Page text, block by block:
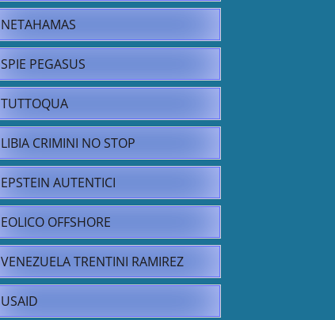
NETAHAMAS
SPIE PEGASUS
TUTTOQUA
LIBIA CRIMINI NO STOP
EPSTEIN AUTENTICI
EOLICO OFFSHORE
VENEZUELA TRENTINI RAMIREZ
USAID